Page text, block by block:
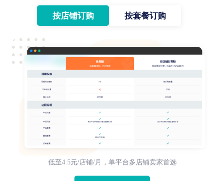
按店铺订购 按套餐订购
低至4.5元/店铺/月，单平台多店铺卖家首选